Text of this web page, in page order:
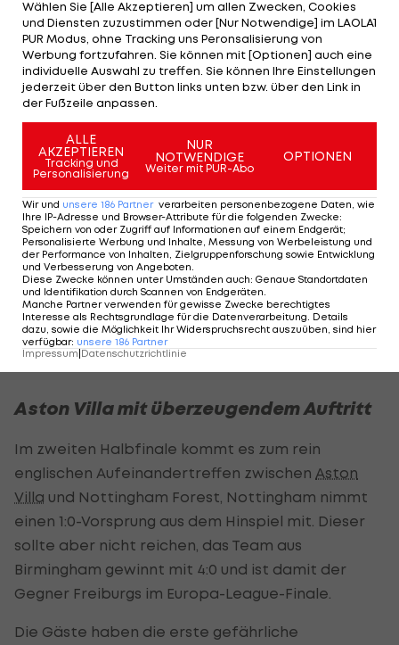
Bragas Schlussoffensive reicht nicht
Braga gibt sich aber noch nicht auf und wird mit
Fortdauer der zweiten Hälfte stärker, im Ergebnis
schlägt sich das in Minute 79 nieder, Pau Victor
verkürzt mit einem Kopfball.
Nun beginnt das große Zittern, den Portugiesen
fehlt nur ein Tor für die Verlängerung, weil
Freiburg-Torhüter Noah Atubolu aber zweimal
glänzend pariert, bringen die Hausherren das 3:1
über die Zeit und ziehen mit einem Gesamtscore
von 4:3 ins Finale ein. Nach dem Abpfiff gibt es für
die Fans kein Halten mehr, sie stürmen aufs Feld.
Aston Villa mit überzeugendem Auftritt
Im zweiten Halbfinale kommt es zum rein
englischen Aufeinandertreffen zwischen Aston
Villa und Nottingham Forest, Nottingham nimmt
einen 1:0-Vorsprung aus dem Hinspiel mit. Dieser
sollte aber nicht reichen, das Team aus
Birmingham gewinnt mit 4:0 und ist damit der
Gegner Freiburgs im Europa-League-Finale.
Die Gäste haben die erste gefährliche
Wählen Sie [Alle Akzeptieren] um allen Zwecken, Cookies
und Diensten zuzustimmen oder [Nur Notwendige] im LAOLA1
PUR Modus, ohne Tracking uns Peronsalisierung von
Werbung fortzufahren. Sie können mit [Optionen] auch eine
individuelle Auswahl zu treffen. Sie können Ihre Einstellungen
jederzeit über den Button links unten bzw. über den Link in
der Fußzeile anpassen.
ALLE
AKZEPTIEREN
Tracking und
Personalisierung
NUR
NOTWENDIGE
Weiter mit PUR-Abo
OPTIONEN
Wir und unsere 186 Partner verarbeiten personenbezogene Daten, wie
Ihre IP-Adresse und Browser-Attribute für die folgenden Zwecke:
Speichern von oder Zugriff auf Informationen auf einem Endgerät;
Personalisierte Werbung und Inhalte, Messung von Werbeleistung und
der Performance von Inhalten, Zielgruppenforschung sowie Entwicklung
und Verbesserung von Angeboten
Diese Zwecke können unter Umständen auch: Genaue Standortdaten
und Identifikation durch Scannen von Endgeräten
Manche Partner verwenden für gewisse Zwecke berechtigtes
Interesse als Rechtsgrundlage für die Datenverarbeitung. Details
dazu, sowie die Möglichkeit Ihr Widerspruchsrecht auszuüben, sind hier
verfügbar: unsere 186 Partner
Impressum|Datenschutzrichtlinie